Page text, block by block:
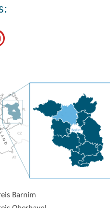
Barnim